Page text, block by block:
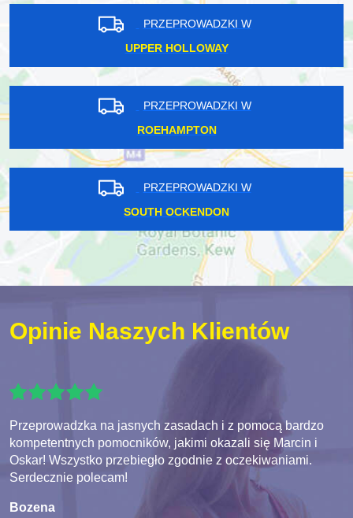
PRZEPROWADZKI W
UPPER HOLLOWAY
PRZEPROWADZKI W
ROEHAMPTON
PRZEPROWADZKI W
SOUTH OCKENDON
Opinie Naszych Klientów
Przeprowadzka na jasnych zasadach i z pomocą bardzo
kompetentnych pomocników, jakimi okazali się Marcin i
Oskar! Wszystko przebiegło zgodnie z oczekiwaniami.
Serdecznie polecam!
Bozena